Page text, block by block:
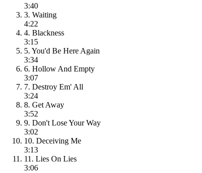
3:40
3. Waiting
4:22
4. Blackness
3:15
5. You'd Be Here Again
3:34
6. Hollow And Empty
3:07
7. Destroy Em' All
3:24
8. Get Away
3:52
9. Don't Lose Your Way
3:02
10. Deceiving Me
3:13
11. Lies On Lies
3:06